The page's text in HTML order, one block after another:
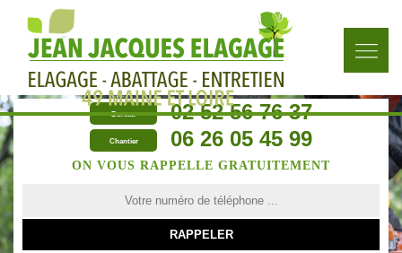
Bureau 02 52 56 76 37
Chantier 06 26 05 45 99
ON VOUS RAPPELLE GRATUITEMENT